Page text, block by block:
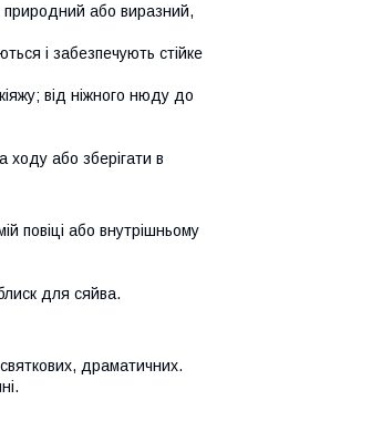
природний або виразний,
і забезпечують стійке
від ніжного нюду до
або зберігати в
повіці або внутрішньому
для сяйва.
драматичних.